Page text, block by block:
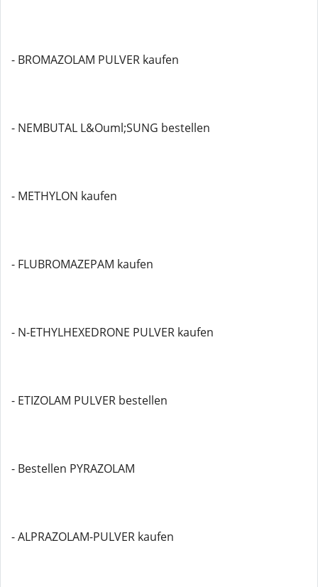
- BROMAZOLAM PULVER kaufen
- NEMBUTAL L&Ouml;SUNG bestellen
- METHYLON kaufen
- FLUBROMAZEPAM kaufen
- N-ETHYLHEXEDRONE PULVER kaufen
- ETIZOLAM PULVER bestellen
- Bestellen PYRAZOLAM
- ALPRAZOLAM-PULVER kaufen